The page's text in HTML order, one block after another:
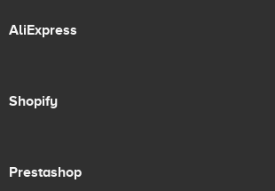
AliExpress
Shopify
Prestashop